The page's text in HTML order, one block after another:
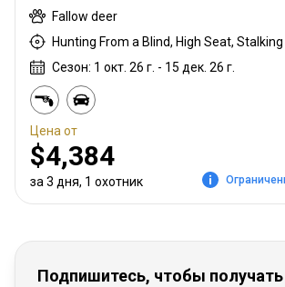
Fallow deer
Hunting From a Blind, High Seat, Stalking
Сезон: 1 окт. 26 г. - 15 дек. 26 г.
Цена от
$4,384
за 3 дня, 1 охотник
Подпишитесь, чтобы